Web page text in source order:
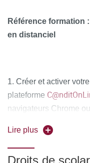
Référence formation
en distanciel
1. Créer et activer
plateforme
navigateurs Chrome
2. Compléter
justificatifs,
Lire plus